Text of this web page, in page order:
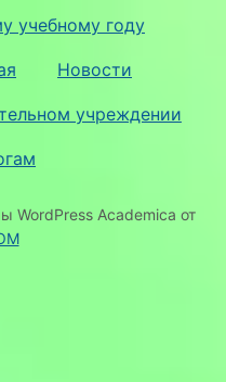
учебному году
Новости
учреждении
WordPress Academica от